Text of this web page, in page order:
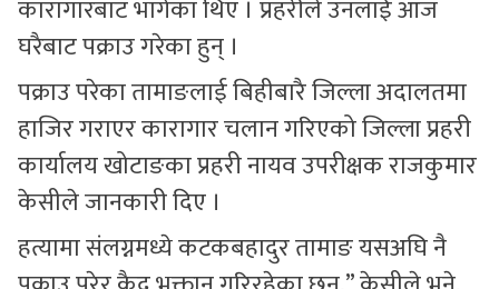
कारागारबाट भागेका थिए । प्रहरीले उनलाई आज
घरैबाट पक्राउ गरेका हुन् ।
पक्राउ परेका तामाङलाई बिहीबारै जिल्ला अदालतमा
हाजिर गराएर कारागार चलान गरिएको जिल्ला प्रहरी
कार्यालय खोटाङका प्रहरी नायव उपरीक्षक राजकुमार
केसीले जानकारी दिए ।
हत्यामा संलग्नमध्ये कटकबहादुर तामाङ यसअघि नै